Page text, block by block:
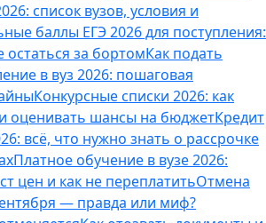
список вузов, условия и
баллы ЕГЭ 2026 для поступления:
остаться за бортомКак подать
в вуз 2026: пошаговая
Конкурсные списки 2026: как
оценивать шансы на бюджетКредит
всё, что нужно знать о рассрочке
Платное обучение в вузе 2026:
цен и как не переплатитьОтмена
— правда или миф?